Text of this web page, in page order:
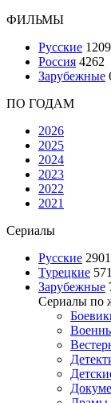
ФИЛЬМЫ
Русские 1209
Россия 4262
Зарубежные
ПО ГОДАМ
2026
2025
2024
2023
2022
2021
Сериалы
Русские 2901
Турецкие 571
Зарубежные
Сериалы по